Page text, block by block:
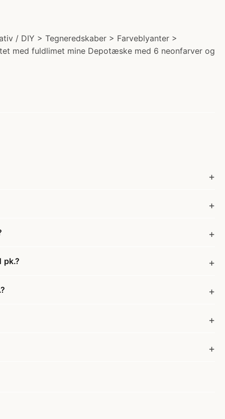
/ DIY > Tegneredskaber > Farveblyanter >
med fuldlimet mine Depotæske med 6 neonfarver og
pk.?